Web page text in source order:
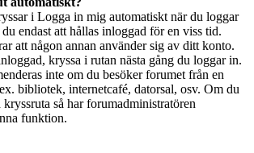
i Logga in mig automatiskt när du loggar
endast att hållas inloggad för en viss tid.
att någon annan använder sig av ditt konto.
kryssa i rutan nästa gång du loggar in.
inte om du besöker forumet från en
bibliotek, internetcafé, datorsal, osv. Om du
kryssruta så har forumadministratören
funktion.